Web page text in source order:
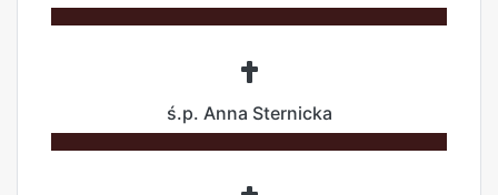
ś.p. Anna Sternicka